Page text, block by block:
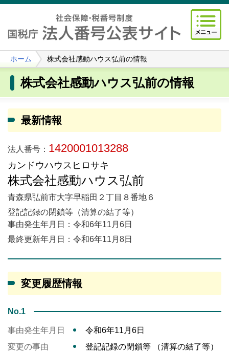
ホーム 株式会社感動ハウス弘前の情報
株式会社感動ハウス弘前の情報
最新情報
法人番号： 1420001013288
カンドウハウスヒロサキ
株式会社感動ハウス弘前
青森県弘前市大字早稲田２丁目８番地６
登記記録の閉鎖等（清算の結了等）
事由発生年月日：令和6年11月6日
最終更新年月日：令和6年11月8日
変更履歴情報
No.1
事由発生年月日
令和6年11月6日
変更の事由
登記記録の閉鎖等 （清算の結了等）